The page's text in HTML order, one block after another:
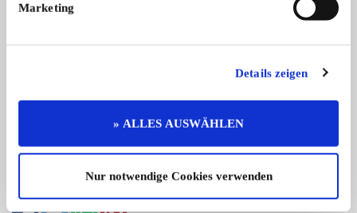
Marketing
Details zeigen
» ALLES AUSWÄHLEN
Nur notwendige Cookies verwenden
Diese Anzeige empfehlen